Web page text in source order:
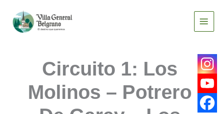
contenido
Circuito 1: Los
Molinos – Potrero